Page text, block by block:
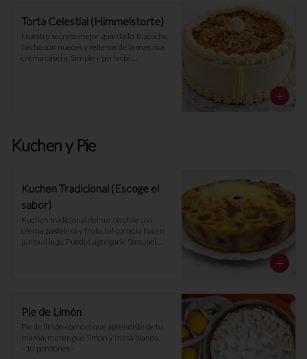
Torta Celestial (Himmelstorte)
Nuestro secreto mejor guardado. Bizcocho
hecho con nueces y rellenos de la mas rica
crema casera. Simple y perfecta.
Kuchen y Pie
Kuchen Tradicional (Escoge el
sabor)
Kuchen tradicional del sur de chile con
crema pastelera y fruta, tal como la hacen
junto al lago. Puedes agregarle Streusel
Pie de Limón
Pie de limón como el que aprendiste de tu
mamá, merengue, limón y masa blanda.
- 10 porciones -